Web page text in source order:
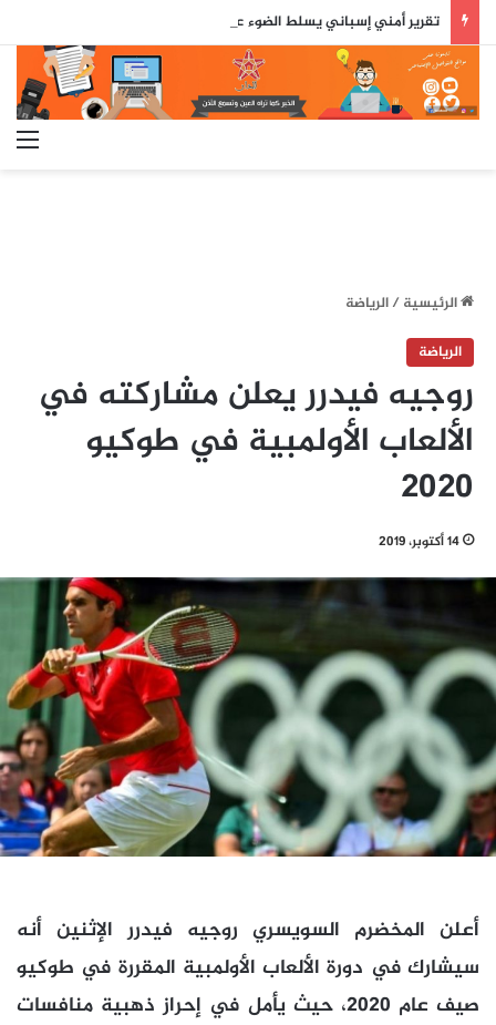
الرئيسية/الرياضة
الرياضة
روجيه فيدرر يعلن مشاركته في
الألعاب الأولمبية في طوكيو
2020
14 أكتوبر، 2019
أعلن المخضرم السويسري روجيه فيدرر الإثنين أنه
سيشارك في دورة الألعاب الأولمبية المقررة في طوكيو
صيف عام 2020، حيث يأمل في إحراز ذهبية منافسات